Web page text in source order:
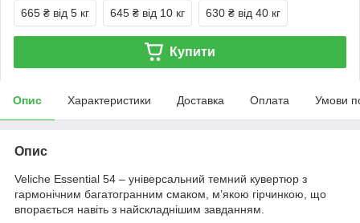
665 ₴ від 5 кг 645 ₴ від 10 кг 630 ₴ від 40 кг
Купити
Опис Характеристики Доставка Оплата Умови
Опис
Veliche Essential 54 – універсальний темний кувертюр з
гармонічним багатогранним смаком, м’якою гірчинкою, що
впорається навіть з найскладнішим завданням.